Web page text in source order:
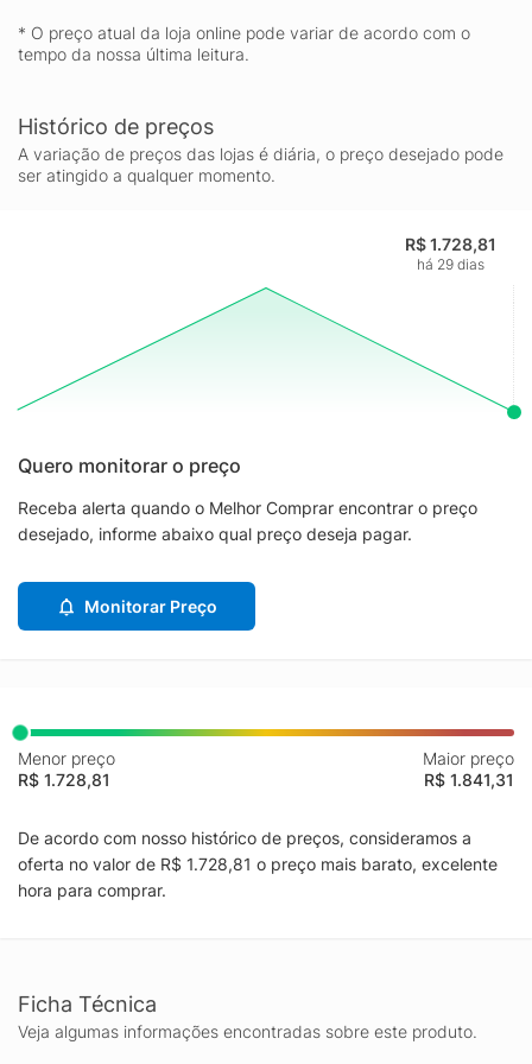
* O preço atual da loja online pode variar de acordo com o
tempo da nossa última leitura.
Histórico de preços
A variação de preços das lojas é diária, o preço desejado pode
ser atingido a qualquer momento.
R$ 1.728,81
há 29 dias
Quero monitorar o preço
Receba alerta quando o Melhor Comprar encontrar o preço
desejado, informe abaixo qual preço deseja pagar.
Monitorar Preço
Menor preço
R$ 1.728,81
Maior preço
R$ 1.841,31
De acordo com nosso histórico de preços, consideramos a
oferta no valor de R$ 1.728,81 o preço mais barato, excelente
hora para comprar.
Ficha Técnica
Veja algumas informações encontradas sobre este produto.